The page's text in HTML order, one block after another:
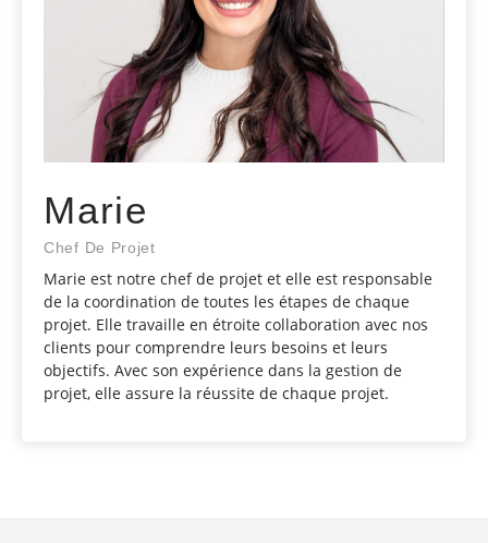
Marie
Chef De Projet
Marie est notre chef de projet et elle est responsable
de la coordination de toutes les étapes de chaque
projet. Elle travaille en étroite collaboration avec nos
clients pour comprendre leurs besoins et leurs
objectifs. Avec son expérience dans la gestion de
projet, elle assure la réussite de chaque projet.